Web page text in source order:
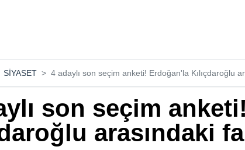
SİYASET 4 adaylı son seçim anketi! Erdoğan'la Kılıçdaroğlu
son seçim
arasındaki